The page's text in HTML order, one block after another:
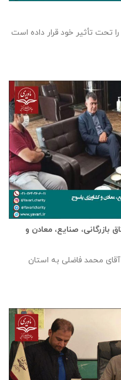
تحت تأثیر خود قرار داده است
صنايع، معادن و
محمد فاضلی به استان